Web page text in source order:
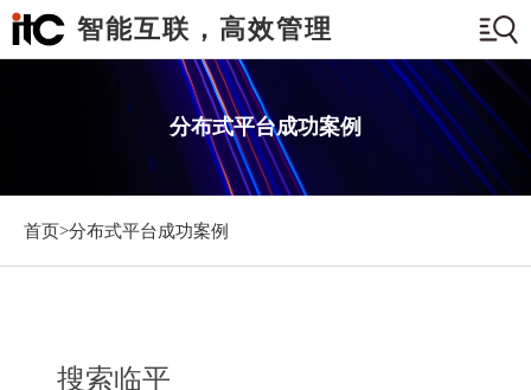
智能互联，高效管理
分布式平台成功案例
首页>分布式平台成功案例
搜索临平